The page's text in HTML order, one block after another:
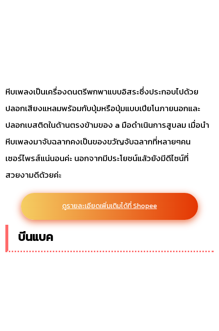
หีบเพลงเป็นเครื่องดนตรีพกพาแบบอิสระซึ่งประกอบไปด้วย
ปลอกเสียงแหลมพร้อมกับปุ่มหรือปุ่มแบบเปียโนภายนอกและ
ปลอกเบสติดในด้านตรงข้ามของ a มือดำเนินการสูบลม เมื่อนำ
หีบเพลงมาจับฉลากคงเป็นของขวัญจับฉลากที่หลายๆคน
เซอร์ไพรส์แน่นอนค่ะ นอกจากมีประโยชน์แล้วยังมีดีไซน์ที่
สวยงามดีด้วยค่ะ
ดูรายละเอียดเพิ่มเติมได้ที่ Shopee
บีนแบค